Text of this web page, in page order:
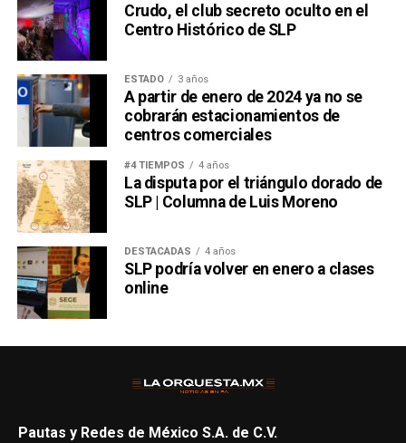
Crudo, el club secreto oculto en el
Centro Histórico de SLP
ESTADO 3 años
A partir de enero de 2024 ya no se
cobrarán estacionamientos de
centros comerciales
#4 TIEMPOS 4 años
La disputa por el triángulo dorado de
SLP | Columna de Luis Moreno
DESTACADAS 4 años
SLP podría volver en enero a clases
online
Pautas y Redes de México S.A. de C.V.